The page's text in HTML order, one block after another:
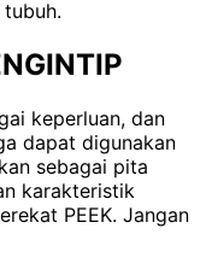
tubuh.
keperluan, dan
dapat digunakan
sebagai pita
karakteristik
PEEK. Jangan